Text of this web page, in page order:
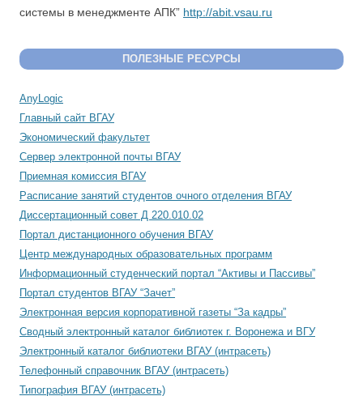
системы в менеджменте АПК” http://abit.vsau.ru
ПОЛЕЗНЫЕ РЕСУРСЫ
AnyLogic
Главный сайт ВГАУ
Экономический факультет
Сервер электронной почты ВГАУ
Приемная комиссия ВГАУ
Расписание занятий студентов очного отделения ВГАУ
Диссертационный совет Д 220.010.02
Портал дистанционного обучения ВГАУ
Центр международных образовательных программ
Информационный студенческий портал “Активы и Пассивы”
Портал студентов ВГАУ “Зачет”
Электронная версия корпоративной газеты “За кадры”
Сводный электронный каталог библиотек г. Воронежа и ВГУ
Электронный каталог библиотеки ВГАУ (интрасеть)
Телефонный справочник ВГАУ (интрасеть)
Типография ВГАУ (интрасеть)